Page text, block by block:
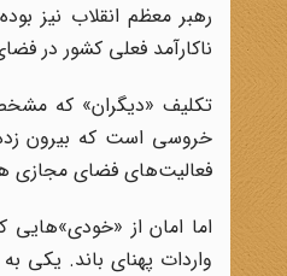
رهبر معظم انقلاب نیز
ناکارآمد فعلی کشور در
تکلیف «دیگران» که
خروسی است که بیرون
فعالیت‌های فضای مجازی
اما امان از